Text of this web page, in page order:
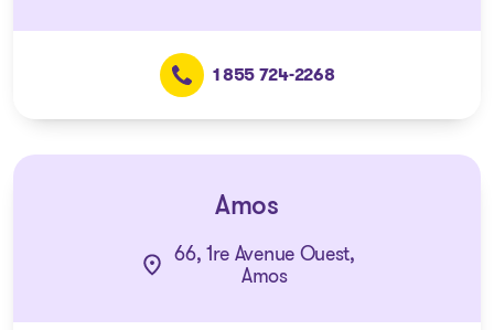
1 855 724-2268
Amos
66, 1re Avenue Ouest,
Amos